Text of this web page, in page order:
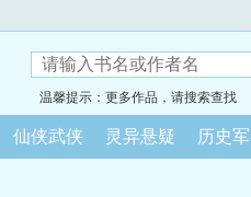
温馨提示：更多作品，请搜索查找
仙侠武侠 灵异悬疑 历史